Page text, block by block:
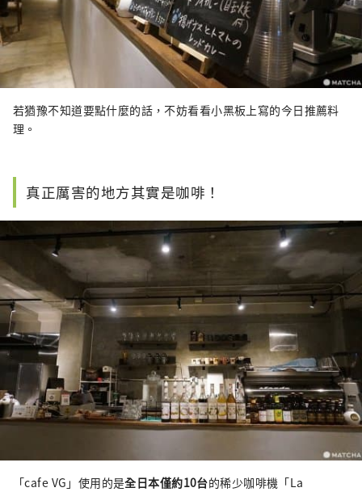
若猶豫不知道要點什麼的話，不妨看看小黑板上寫的今日推薦料
理。
真正厲害的地方其實是咖啡！
「cafe VG」使用的是全日本僅約10台的稀少咖啡機「La